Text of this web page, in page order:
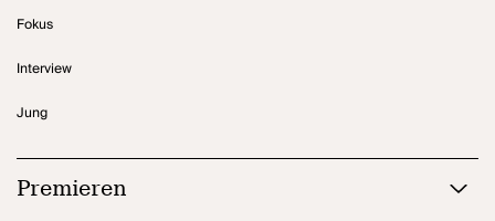
Fokus
Interview
Jung
Premieren